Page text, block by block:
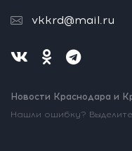
vkkrd@mail.ru
Новости Краснодара и
Нашли ошибку?